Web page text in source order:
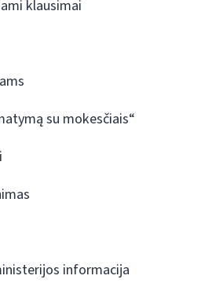
klausimai
su mokesčiais“
informacija